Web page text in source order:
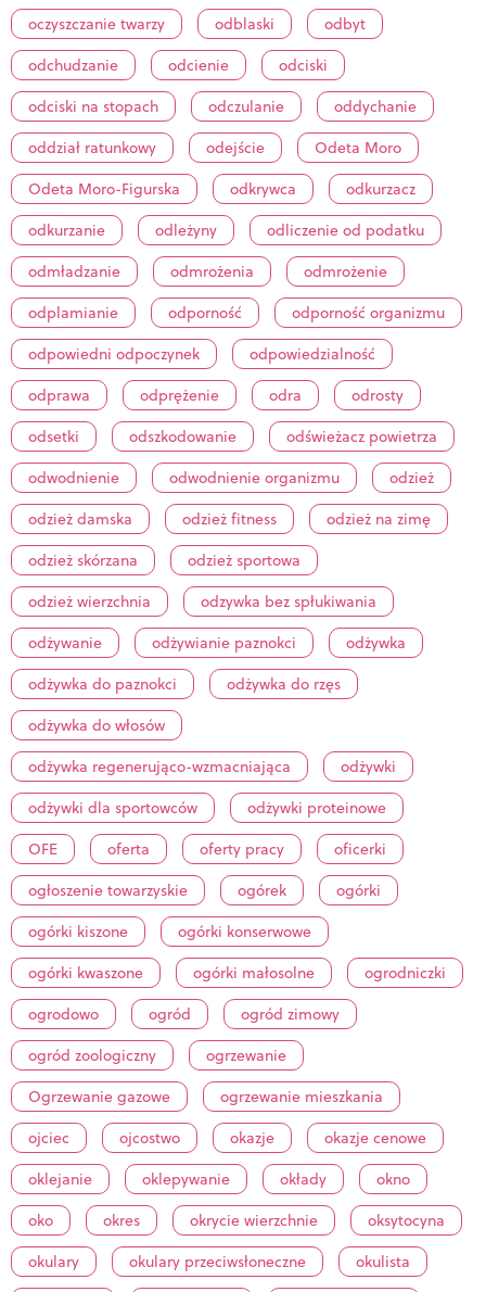
oczyszczanie twarzy
odblaski
odbyt
odchudzanie
odcienie
odciski
odciski na stopach
odczulanie
oddychanie
oddział ratunkowy
odejście
Odeta Moro
Odeta Moro-Figurska
odkrywca
odkurzacz
odkurzanie
odleżyny
odliczenie od podatku
odmładzanie
odmrożenia
odmrożenie
odplamianie
odporność
odporność organizmu
odpowiedni odpoczynek
odpowiedzialność
odprawa
odprężenie odra
odrosty
odsetki
odszkodowanie
odświeżacz powietrza
odwodnienie
odwodnienie organizmu
odzież
odzież damska
odzież fitness
odzież na zimę
odzież skórzana
odzież sportowa
odzież wierzchnia
odzywka bez spłukiwania
odżywanie
odżywianie paznokci
odżywka
odżywka do paznokci
odżywka do rzęs
odżywka do włosów
odżywka regenerująco-wzmacniająca
odżywki
odżywki dla sportowców
odżywki proteinowe
OFE
oferta oferty pracy
oficerki
ogłoszenie towarzyskie
ogórek
ogórki
ogórki kiszone
ogórki konserwowe
ogórki kwaszone
ogórki małosolne
ogrodniczki
ogrodowo
ogród
ogród zimowy
ogród zoologiczny
ogrzewanie
Ogrzewanie gazowe
ogrzewanie mieszkania
ojciec
ojcostwo okazje
okazje cenowe
oklejanie
oklepywanie okłady
okno
oko
okres okrycie wierzchnie
oksytocyna
okulary
okulary przeciwsłoneczne okulista